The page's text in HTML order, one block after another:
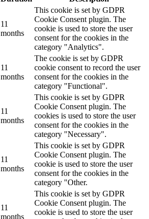
11
months
This cookie is set by GDPR
Cookie Consent plugin. The
cookie is used to store the user
consent for the cookies in the
category "Analytics".
11
months
The cookie is set by GDPR
cookie consent to record the user
consent for the cookies in the
category "Functional".
11
months
This cookie is set by GDPR
Cookie Consent plugin. The
cookies is used to store the user
consent for the cookies in the
category "Necessary".
11
months
This cookie is set by GDPR
Cookie Consent plugin. The
cookie is used to store the user
consent for the cookies in the
category "Other.
11
months
This cookie is set by GDPR
Cookie Consent plugin. The
cookie is used to store the user